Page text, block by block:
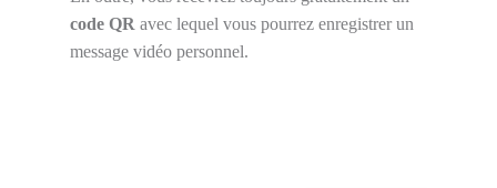
code QR avec lequel vous pourrez enregistrer un
message vidéo personnel.